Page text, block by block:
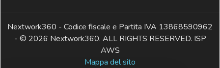
Nextwork360 - Codice fiscale e Partita IVA 13868590962
- © 2026 Nextwork360. ALL RIGHTS RESERVED. ISP
AWS
Mappa del sito